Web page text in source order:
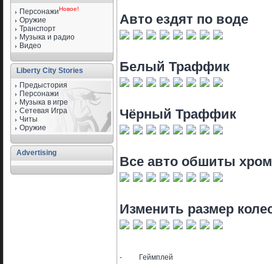
ПерсонажиНовое!
Оружие
Транспорт
Музыка и радио
Видео
Liberty City Stories
Предыстория
Персонажи
Музыка в игре
Сетевая Игра
Читы
Оружие
Advertising
Авто ездят по воде
Белый Траффик
Чёрный Траффик
Все авто обшиты
Изменить размер
- Геймплей